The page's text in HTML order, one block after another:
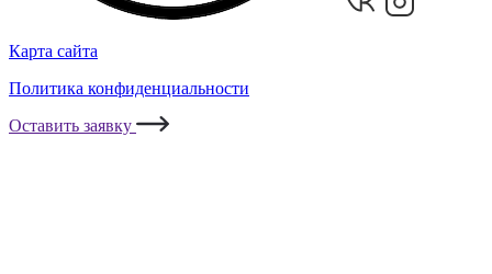
Карта сайта
Политика конфиденциальности
Оставить заявку